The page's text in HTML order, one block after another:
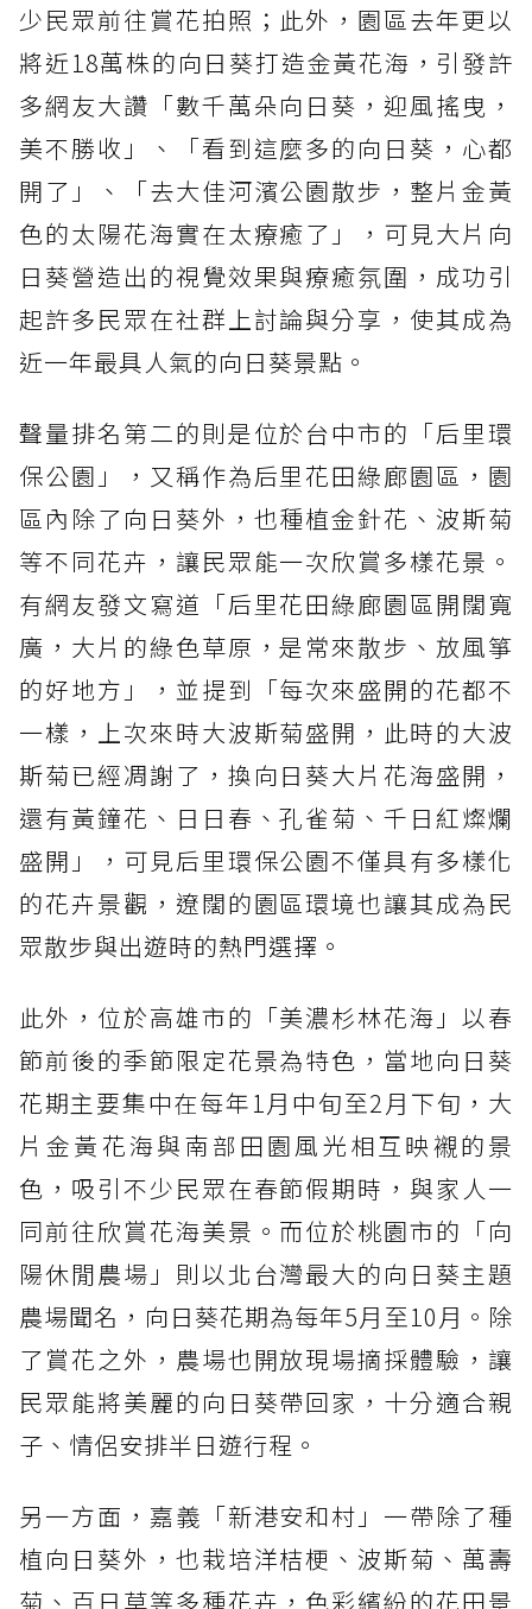
少民眾前往賞花拍照；此外，園區去年更以
將近18萬株的向日葵打造金黃花海，引發許
多網友大讚「數千萬朵向日葵，迎風搖曳，
美不勝收」、「看到這麼多的向日葵，心都
開了」、「去大佳河濱公園散步，整片金黃
色的太陽花海實在太療癒了」，可見大片向
日葵營造出的視覺效果與療癒氛圍，成功引
起許多民眾在社群上討論與分享，使其成為
近一年最具人氣的向日葵景點。
聲量排名第二的則是位於台中市的「后里環
保公園」，又稱作為后里花田綠廊園區，園
區內除了向日葵外，也種植金針花、波斯菊
等不同花卉，讓民眾能一次欣賞多樣花景。
有網友發文寫道「后里花田綠廊園區開闊寬
廣，大片的綠色草原，是常來散步、放風箏
的好地方」，並提到「每次來盛開的花都不
一樣，上次來時大波斯菊盛開，此時的大波
斯菊已經凋謝了，換向日葵大片花海盛開，
還有黃鐘花、日日春、孔雀菊、千日紅燦爛
盛開」，可見后里環保公園不僅具有多樣化
的花卉景觀，遼闊的園區環境也讓其成為民
眾散步與出遊時的熱門選擇。
此外，位於高雄市的「美濃杉林花海」以春
節前後的季節限定花景為特色，當地向日葵
花期主要集中在每年1月中旬至2月下旬，大
片金黃花海與南部田園風光相互映襯的景
色，吸引不少民眾在春節假期時，與家人一
同前往欣賞花海美景。而位於桃園市的「向
陽休閒農場」則以北台灣最大的向日葵主題
農場聞名，向日葵花期為每年5月至10月。除
了賞花之外，農場也開放現場摘採體驗，讓
民眾能將美麗的向日葵帶回家，十分適合親
子、情侶安排半日遊行程。
另一方面，嘉義「新港安和村」一帶除了種
植向日葵外，也栽培洋桔梗、波斯菊、萬壽
菊、百日草等多種花卉，色彩繽紛的花田景